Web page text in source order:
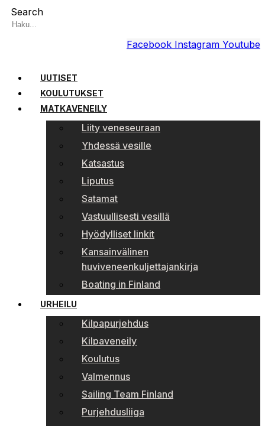
Search
Facebook Instagram Youtube
UUTISET
KOULUTUKSET
MATKAVENEILY
Liity veneseuraan
Yhdessä vesille
Katsastus
Liputus
Satamat
Vastuullisesti vesillä
Hyödylliset linkit
Kansainvälinen
huviveneenkuljettajankirja
Boating in Finland
URHEILU
Kilpapurjehdus
Kilpaveneily
Koulutus
Valmennus
Sailing Team Finland
Purjehdusliiga